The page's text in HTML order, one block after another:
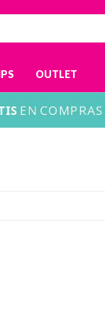
OUTLET